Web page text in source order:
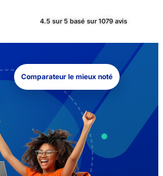
4.5 sur 5 basé sur 1079 avis
Comparateur le mieux noté